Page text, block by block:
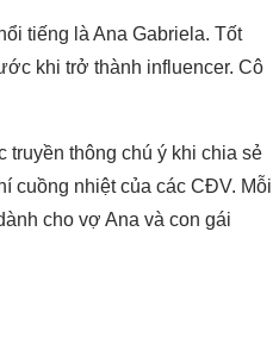
tiếng là Ana Gabriela. Tốt
khi trở thành influencer. Cô
thông chú ý khi chia sẻ
cuồng nhiệt của các CĐV. Mỗi
cho vợ Ana và con gái